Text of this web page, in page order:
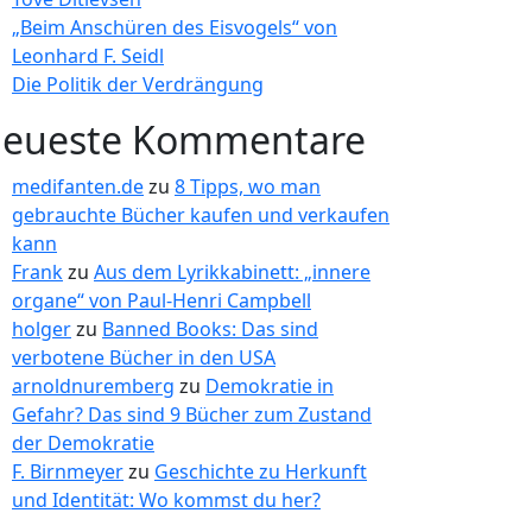
„Beim Anschüren des Eisvogels“ von
Leonhard F. Seidl
Die Politik der Verdrängung
Kommentare
medifanten.dezu 8 Tipps, wo man
gebrauchte Bücher kaufen und verkaufen
kann
Frankzu Aus dem Lyrikkabinett: „innere
organe“ von Paul-Henri Campbell
holgerzu Banned Books: Das sind
verbotene Bücher in den USA
arnoldnuremberg zu Demokratie in
Gefahr? Das sind 9 Bücher zum Zustand
der Demokratie
F. Birnmeyerzu Geschichte zu Herkunft
und Identität: Wo kommst du her?